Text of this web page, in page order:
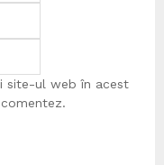
site-ul web în acest